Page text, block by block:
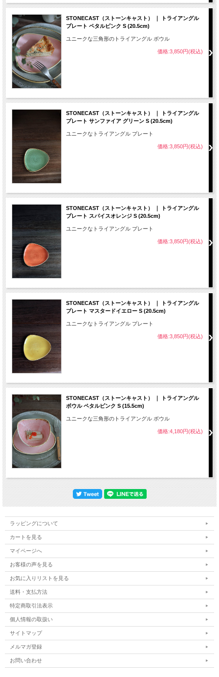
STONECAST（ストーンキャスト） ｜ トライアングル
プレート ペタルピンク S (20.5cm)
ユニークな三角形のトライアングル ボウル
価格:3,850円(税込)
STONECAST（ストーンキャスト） ｜ トライアングル
プレート サンファイア グリーン S (20.5cm)
ユニークなトライアングル プレート
価格:3,850円(税込)
STONECAST（ストーンキャスト） ｜ トライアングル
プレート スパイスオレンジ S (20.5cm)
ユニークなトライアングル プレート
価格:3,850円(税込)
STONECAST（ストーンキャスト） ｜ トライアングル
プレート マスタードイエロー S (20.5cm)
ユニークなトライアングル プレート
価格:3,850円(税込)
STONECAST（ストーンキャスト） ｜ トライアングル
ボウル ペタルピンク S (15.5cm)
ユニークな三角形のトライアングル ボウル
価格:4,180円(税込)
ラッピングについて
カートを見る
マイページへ
お客様の声を見る
お気に入りリストを見る
送料・支払方法
特定商取引法表示
個人情報の取扱い
サイトマップ
メルマガ登録
お問い合わせ